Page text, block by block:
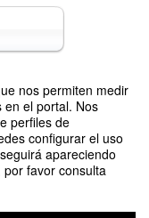
nos permiten medir
en el portal. Nos
perfiles de
configurar el uso
apareciendo
favor consulta
en tu sitio